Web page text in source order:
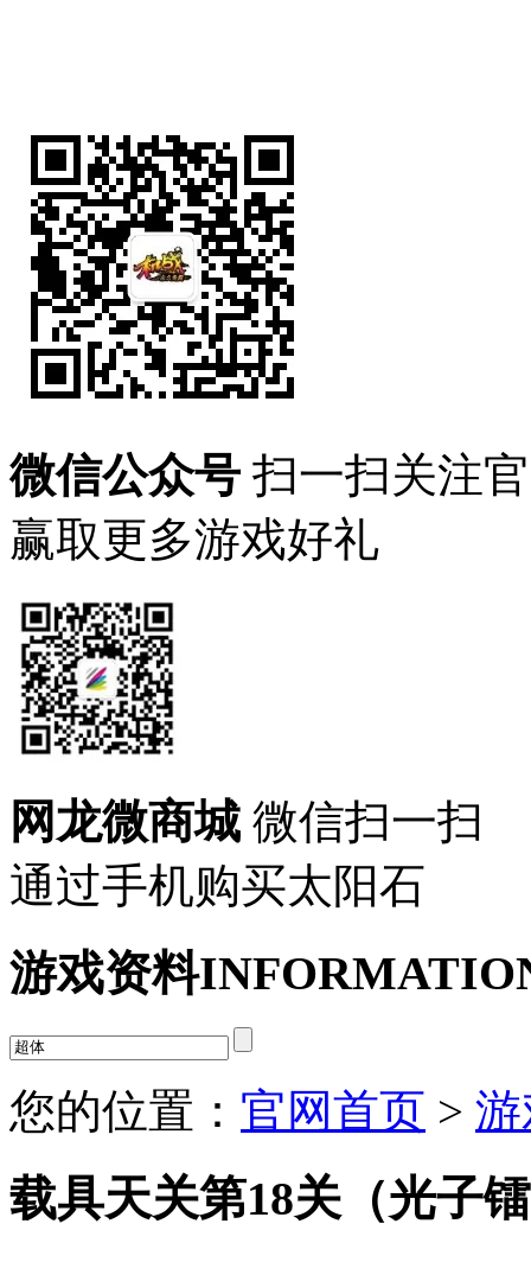
微信公众号 扫一扫关注
赢取更多游戏好礼
网龙微商城 微信扫一扫
通过手机购买太阳石
游戏资料
您的位置： 官网首页 >
载具天关第18关（光子